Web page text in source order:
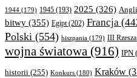
1944 (179) 1945 (193) 2025 (326)
bitwy (355) Egipt(202) Francja
Polski (554) hiszpania (179) III Rzesza
wojna światowa (916) IPN
historii (255) Konkurs (180) Kraków